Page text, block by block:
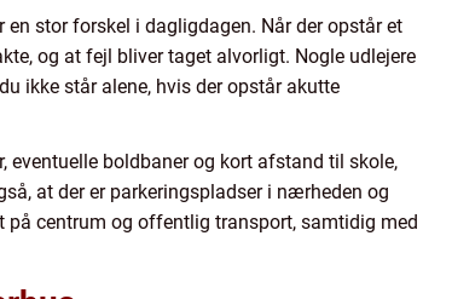
stor forskel i dagligdagen. Når der opstår et
og at fejl bliver taget alvorligt. Nogle udlejere
ikke står alene, hvis der opstår akutte
eventuelle boldbaner og kort afstand til skole,
at der er parkeringspladser i nærheden og
på centrum og offentlig transport, samtidig med